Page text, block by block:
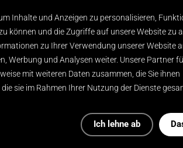
DESIGN jangled
FOTOGRAFIE Andreas
Inhalte und Anzeigen zu personalisieren,
können und die Zugriffe auf unsere Website zu
zu Ihrer Verwendung unserer Website
Werbung und Analysen weiter. Unsere Partner
mit weiteren Daten zusammen, die Sie ihnen
sie im Rahmen Ihrer Nutzung der Dienste
Ich lehne ab